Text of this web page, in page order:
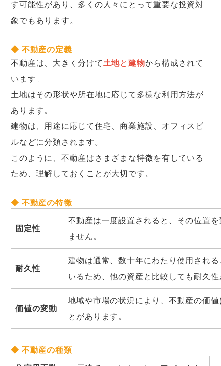
す可能性があり、多くの人々にとって重要な投資対
象でもあります。
◆ 不動産の定義
不動産は、大きく分けて土地と建物から構成されて
います。
土地はその形状や所在地に応じて多様な利用方法が
あります。
建物は、用途に応じて住宅、商業施設、オフィスビ
ルなどに分類されます。
このように、不動産はさまざまな特徴を有している
ため、理解しておくことが大切です。
◆ 不動産の特徴
固定性
不動産は一度設置されると、その位置
ません。
耐久性
建物は通常、数十年にわたり使用され
いるため、他の資産と比較しても耐久
価値の変動
地域や市場の状況により、不動産の価
とがあります。
◆ 不動産の種類